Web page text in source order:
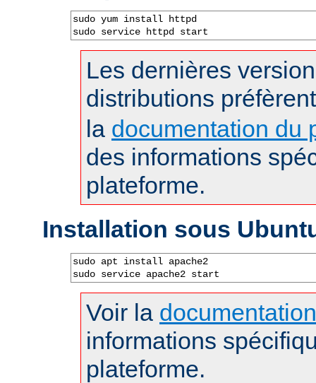
sudo yum install httpd
sudo service httpd start
Les dernières
distributions
la documentation du
des informations
plateforme.
Installation sous
sudo apt install apache2
sudo service apache2 start
Voir la
informations
plateforme.